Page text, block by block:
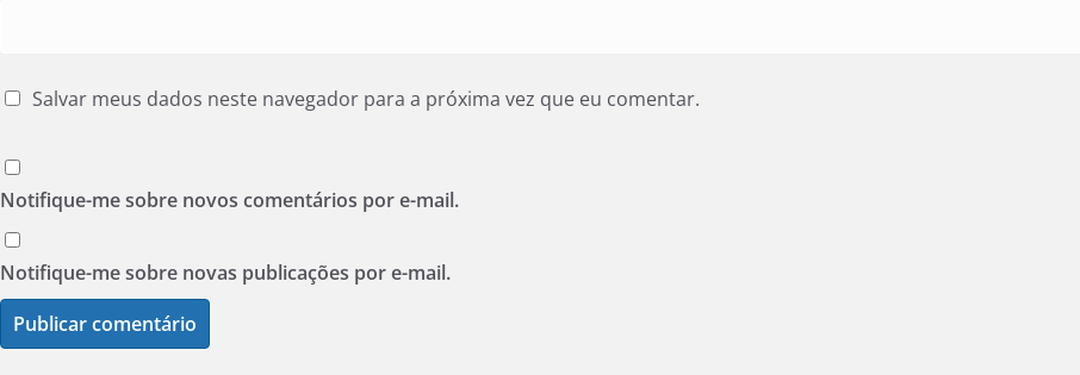
Salvar meus dados neste navegador para a próxima vez que eu comentar.
Notifique-me sobre novos comentários por e-mail.
Notifique-me sobre novas publicações por e-mail.